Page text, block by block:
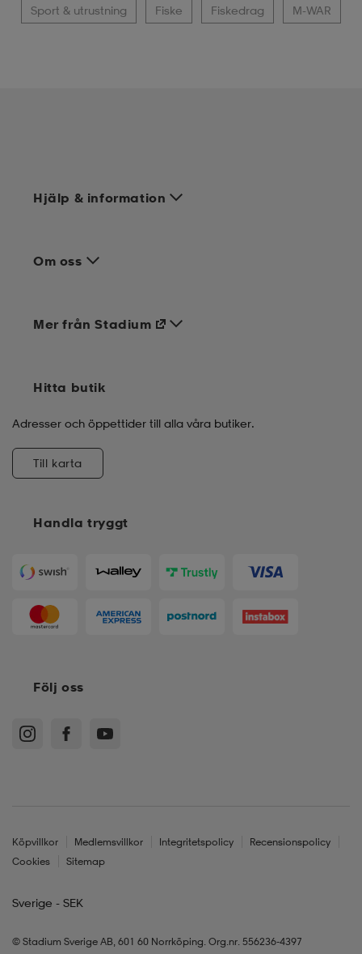
Sport & utrustning Fiske Fiskedrag M-WAR
Hjälp & information
Om oss
Handla tryggt
Mer från Stadium
Hitta butik
Adresser och öppettider till alla våra butiker.
Till karta
Följ oss
Köpvillkor Medlemsvillkor Integritetspolicy
Recensionspolicy
Cookies
Sitemap
Sverige - SEK
© Stadium Sverige AB, 601 60 Norrköping. Org.nr. 556236-4397